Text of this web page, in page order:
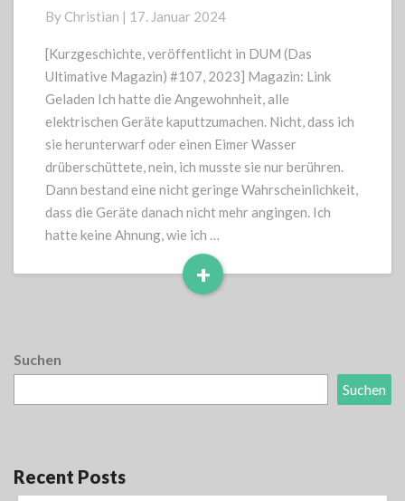
By Christian | 17. Januar 2024
[Kurzgeschichte, veröffentlicht in DUM (Das
Ultimative Magazin) #107, 2023] Magazin: Link
Geladen Ich hatte die Angewohnheit, alle
elektrischen Geräte kaputtzumachen. Nicht, dass ich
sie herunterwarf oder einen Eimer Wasser
drüberschüttete, nein, ich musste sie nur berühren.
Dann bestand eine nicht geringe Wahrscheinlichkeit,
dass die Geräte danach nicht mehr angingen. Ich
hatte keine Ahnung, wie ich …
+
Read
Suchen
Suchen
Recent Posts